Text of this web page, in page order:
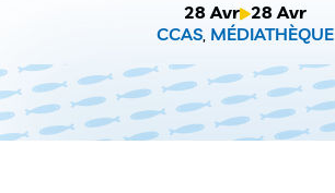
28 Avr 28 Avr
CCAS, MÉDIATHÈQUE